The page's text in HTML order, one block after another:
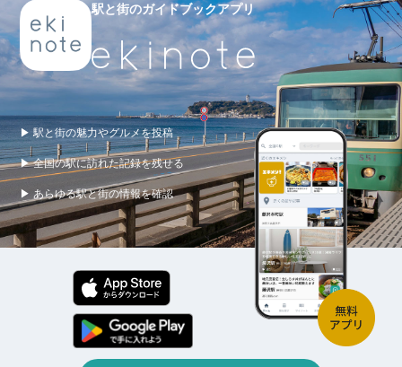
駅と街のガイドブックアプリ
▶ 駅と街の魅力やグルメを投稿
▶ 全国の駅に訪れた記録を残せる
▶ あらゆる駅と街の情報を確認